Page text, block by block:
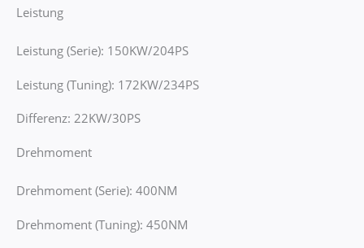
Leistung
Leistung (Serie): 150KW/204PS
Leistung (Tuning): 172KW/234PS
Differenz: 22KW/30PS
Drehmoment
Drehmoment (Serie): 400NM
Drehmoment (Tuning): 450NM